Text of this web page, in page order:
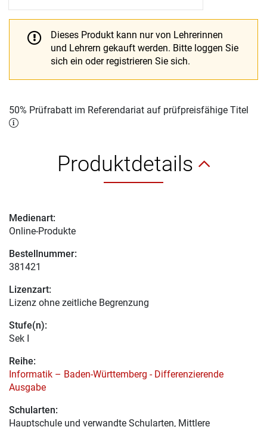
Dieses Produkt kann nur von Lehrerinnen
und Lehrern gekauft werden. Bitte loggen Sie
sich ein oder registrieren Sie sich.
50% Prüfrabatt im Referendariat auf prüfpreisfähige Titel
Produktdetails
Medienart:
Online-Produkte
Bestellnummer:
381421
Lizenzart:
Lizenz ohne zeitliche Begrenzung
Stufe(n):
Sek I
Reihe:
Informatik – Baden-Württemberg - Differenzierende
Ausgabe
Schularten:
Hauptschule und verwandte Schularten, Mittlere